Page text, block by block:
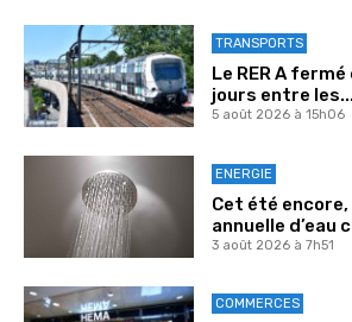
TRANSPORTS
Le RER A
jours entre les...
5 août 2026 à 15h06
ENERGIE
Cet été encore,
annuelle d’eau
3 août 2026 à 7h51
COMMERCES